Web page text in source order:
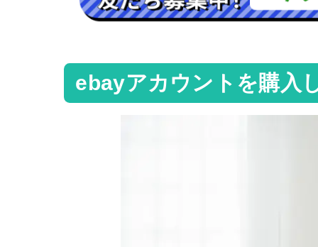
ebayアカウントを購入